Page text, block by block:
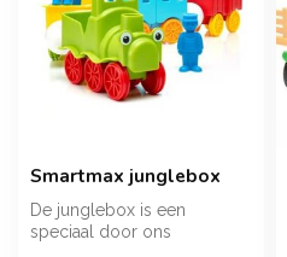
Smartmax junglebox
De junglebox is een
speciaal door ons